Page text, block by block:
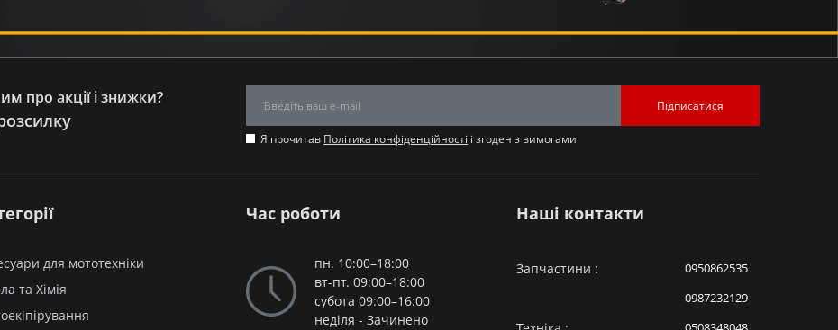
Якість, перевірена часом та дорогою
Хоча HAVEN може не бути тим брендом, який асоціюється з великосерійним виробництвом мотоциклів, його
деталей, які відповідають або перевершують оригінальні специфікації, забезпечуючи при цьому
доступність для широкого кола споживачів. Це дозволяє мотолюбителям в Україні, які покладаються на свої
мотоцикли Kovi, Shineray, Lifan, Musstang та інші популярні моделі, підтримувати їх у відмінному стані без
надмірних витрат. Асортимент HAVEN охоплює широкий спектр компонентів, починаючи від дрібних
Кожна деталь HAVEN проходить ретельний контроль якості, щоб забезпечити її надійність та сумісність з
та передових технологій, що дозволяє створювати продукцію, яка витримує інтенсивні навантаження та
екстремальні умови експлуатації. Саме завдяки такому підходу, запчастини HAVEN заслужили довіру серед
тих, хто шукає оптимальне співвідношення ціни та якості. Вони є ідеальним вибором для тих, хто прагне
максимально продовжити життя свого двоколісного друга, не жертвуючи при цьому безпекою та
про акції і знижки? Підписатися
Я прочитав Політика конфіденційності і згоден з вимогами
для мототехніки
та Хімія
Час роботи
пн. 10:00–18:00
вт-пт. 09:00–18:00
субота 09:00–16:00
неділя - Зачинено
Наші контакти
Запчастини :
0950862535
0987232129